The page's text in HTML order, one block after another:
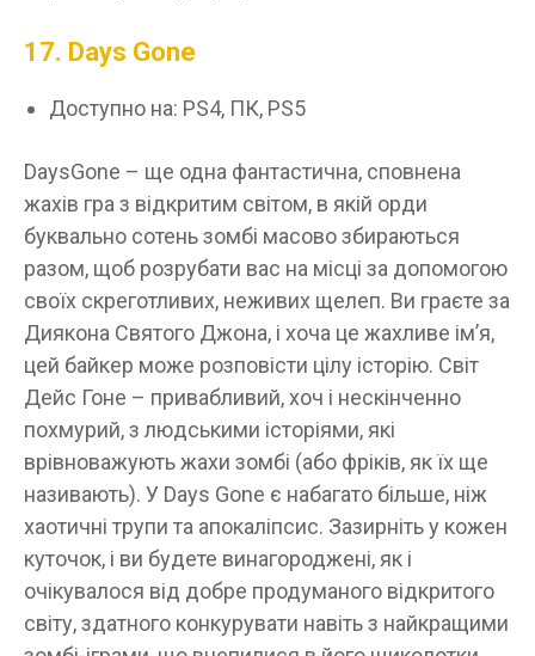
17. Days Gone
Доступно на: PS4, ПК, PS5
DaysGone – ще одна фантастична, сповнена
жахів гра з відкритим світом, в якій орди
буквально сотень зомбі масово збираються
разом, щоб розрубати вас на місці за допомогою
своїх скреготливих, неживих щелеп. Ви граєте за
Диякона Святого Джона, і хоча це жахливе ім’я,
цей байкер може розповісти цілу історію. Світ
Дейс Гоне – привабливий, хоч і нескінченно
похмурий, з людськими історіями, які
врівноважують жахи зомбі (або фріків, як їх ще
називають). У Days Gone є набагато більше, ніж
хаотичні трупи та апокаліпсис. Зазирніть у кожен
куточок, і ви будете винагороджені, як і
очікувалося від добре продуманого відкритого
світу, здатного конкурувати навіть з найкращими